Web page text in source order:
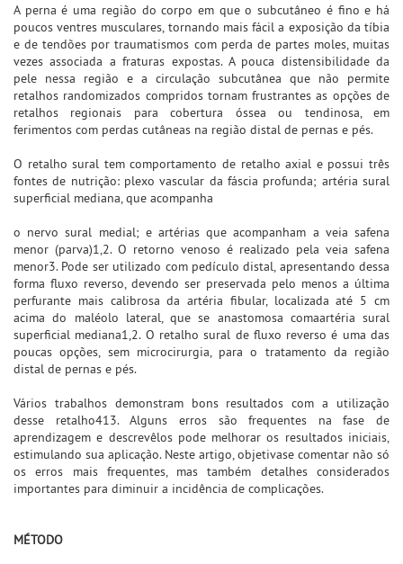
A perna é uma região do corpo em que o subcutâneo é fino e há
poucos ventres musculares, tornando mais fácil a exposição da tíbia
e de tendões por traumatismos com perda de partes moles, muitas
vezes associada a fraturas expostas. A pouca distensibilidade da
pele nessa região e a circulação subcutânea que não permite
retalhos randomizados compridos tornam frustrantes as opções de
retalhos regionais para cobertura óssea ou tendinosa, em
ferimentos com perdas cutâneas na região distal de pernas e pés.
O retalho sural tem comportamento de retalho axial e possui três
fontes de nutrição: plexo vascular da fáscia profunda; artéria sural
superficial mediana, que acompanha
o nervo sural medial; e artérias que acompanham a veia safena
menor (parva)1,2. O retorno venoso é realizado pela veia safena
menor3. Pode ser utilizado com pedículo distal, apresentando dessa
forma fluxo reverso, devendo ser preservada pelo menos a última
perfurante mais calibrosa da artéria fibular, localizada até 5 cm
acima do maléolo lateral, que se anastomosa comaartéria sural
superficial mediana1,2. O retalho sural de fluxo reverso é uma das
poucas opções, sem microcirurgia, para o tratamento da região
distal de pernas e pés.
Vários trabalhos demonstram bons resultados com a utilização
desse retalho413. Alguns erros são frequentes na fase de
aprendizagem e descrevêlos pode melhorar os resultados iniciais,
estimulando sua aplicação. Neste artigo, objetivase comentar não só
os erros mais frequentes, mas também detalhes considerados
importantes para diminuir a incidência de complicações.
MÉTODO